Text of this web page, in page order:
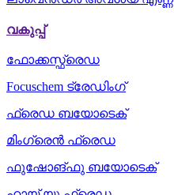
വകുപ്പ്
ഫോക്കസ്ഫ്രെഡ
Focuschem ട്രേഡിംഗ്
ഫ്രെഡ ബയോടെക്
മിംഗ്രെൻ ഫ്രെഡ
ഫുഷോങ്ഫു ബയോടെക്